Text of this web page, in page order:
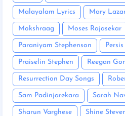
Malayalam Lyrics Mary
Mokshraag Moses Rajasekar
Paraniyam Stephenson
Praiselin Stephen Reegan
Resurrection Day Songs
Sam Padinjarekara Sarah
Sharun Varghese Shine